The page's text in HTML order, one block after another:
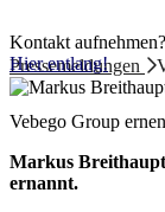
Kontakt aufnehmen?
Hier entlang!
Pressemeldungen
Vebego Group
Markus Breithaupt
ernannt.